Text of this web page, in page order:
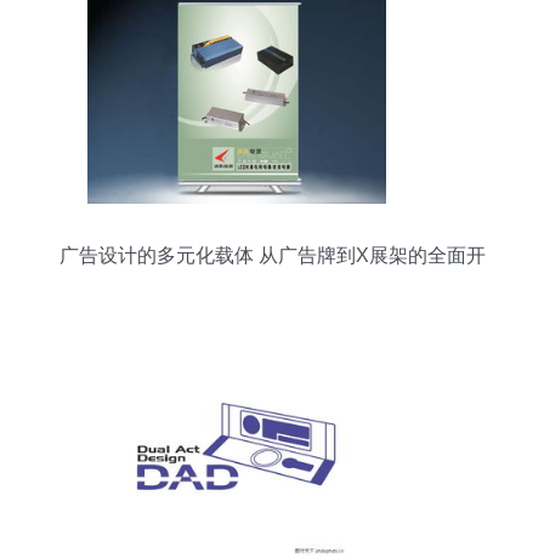
广告设计的多元化载体 从广告牌到X展架的全面开